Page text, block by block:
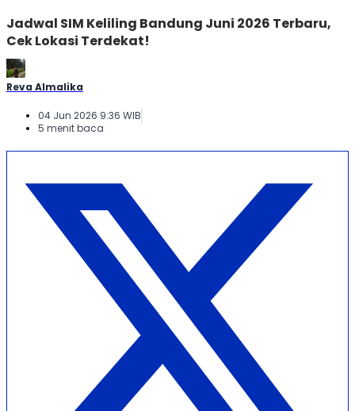
Jadwal SIM Keliling Bandung Juni 2026 Terbaru,
Cek Lokasi Terdekat!
Reva Almalika
04 Jun 2026 9:36 WIB
5 menit baca